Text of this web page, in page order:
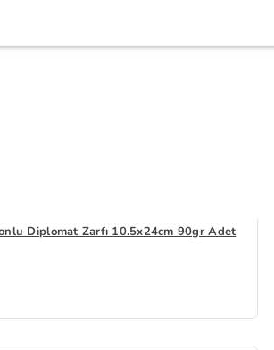
Diplomat Zarfı 10.5x24cm 90gr Adet